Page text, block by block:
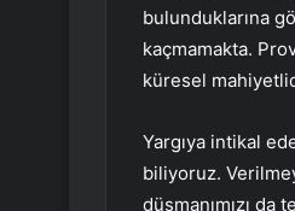
bulunduklarına
kaçmamakta.
küresel
Yargıya intikal
biliyoruz.
düşmanımızı da